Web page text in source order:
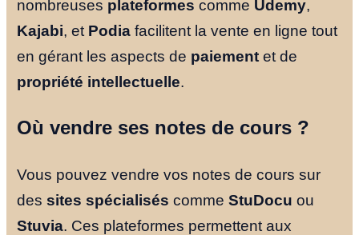
nombreuses plateformes comme Udemy,
Kajabi, et Podia facilitent la vente en ligne tout
en gérant les aspects de paiement et de
propriété intellectuelle.
Où vendre ses notes de cours ?
Vous pouvez vendre vos notes de cours sur
dessites spécialisés commeStuDocu ou
Stuvia. Ces plateformes permettent aux